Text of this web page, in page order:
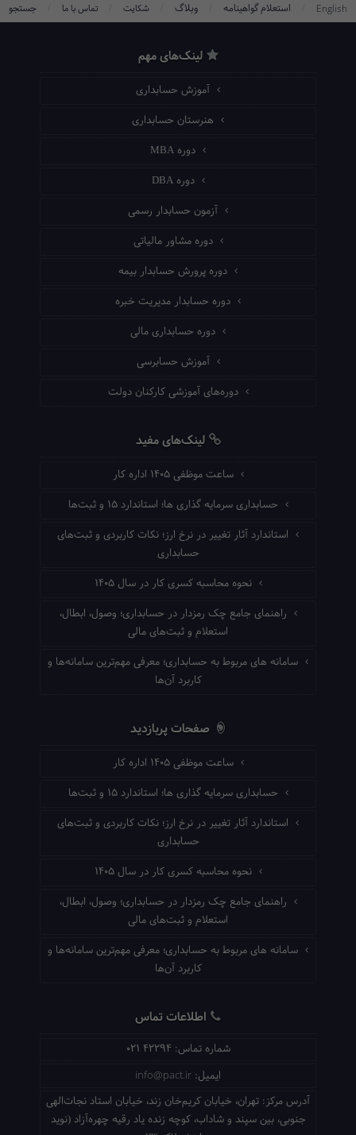
English استعلام گواهینامه وبلاگ شکایت تماس با ما جستجو
لینک‌های مهم
آموزش حسابداری
هنرستان حسابداری
دوره MBA
دوره DBA
آزمون حسابدار رسمی
دوره مشاور مالیاتی
دوره پرورش حسابدار بیمه
دوره حسابدار مدیریت خبره
دوره حسابداری مالی
آموزش حسابرسی
دوره‌های آموزشی کارکنان دولت
لینک‌های مفید
ساعت موظفی ۱۴۰۵ اداره کار
حسابداری سرمایه گذاری ها؛ استاندارد ۱۵ و ثبت‌ها
استاندارد آثار تغییر در نرخ ارز؛ نکات کاربردی و ثبت‌های
حسابداری
نحوه محاسبه کسری کار در سال ۱۴۰۵
راهنمای جامع چک رمزدار در حسابداری؛ وصول، ابطال،
استعلام و ثبت‌های مالی
سامانه های مربوط به حسابداری؛ معرفی مهم‌ترین سامانه‌ها و
کاربرد آن‌ها
صفحات پربازدید
ساعت موظفی ۱۴۰۵ اداره کار
حسابداری سرمایه گذاری ها؛ استاندارد ۱۵ و ثبت‌ها
استاندارد آثار تغییر در نرخ ارز؛ نکات کاربردی و ثبت‌های
حسابداری
نحوه محاسبه کسری کار در سال ۱۴۰۵
راهنمای جامع چک رمزدار در حسابداری؛ وصول، ابطال،
استعلام و ثبت‌های مالی
سامانه های مربوط به حسابداری؛ معرفی مهم‌ترین سامانه‌ها و
کاربرد آن‌ها
اطلاعات تماس
شماره تماس: 021 42294
ایمیل: info@pact.ir
آدرس مرکز: تهران، خیابان کریم‌خان زند، خیابان استاد نجات‌الهی
جنوبی، بین سپند و شاداب، کوچه زنده یاد رقیه چهره‌آزاد (نوید